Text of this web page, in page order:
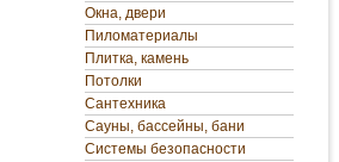
Окна, двери
Пиломатериалы
Плитка, камень
Потолки
Сантехника
Сауны, бассейны, бани
Системы безопасности